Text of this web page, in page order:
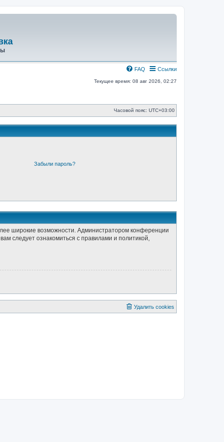
Ссылки
FAQ
Текущее время: 08 авг 2026, 02:27
Часовой пояс: UTC+03:00
Забыли пароль?
широкие возможности. Администратором конференции
следует ознакомиться с правилами и политикой,
Удалить cookies